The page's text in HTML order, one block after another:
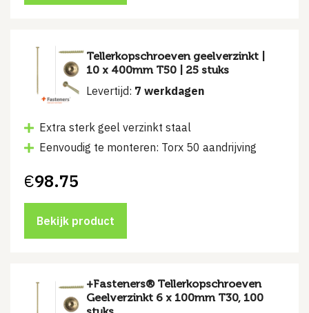
Tellerkopschroeven geelverzinkt |
10 x 400mm T50 | 25 stuks
Levertijd: 7 werkdagen
Extra sterk geel verzinkt staal
Eenvoudig te monteren: Torx 50 aandrijving
€98.75
Bekijk product
+Fasteners® Tellerkopschroeven
Geelverzinkt 6 x 100mm T30, 100